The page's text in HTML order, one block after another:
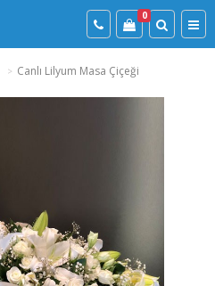
0
Canlı Lilyum Masa Çiçeği